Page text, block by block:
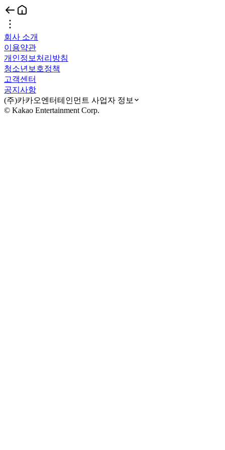
회사 소개
이용약관
개인정보처리방침
청소년보호정책
고객센터
공지사항
(주)카카오엔터테인먼트 사업자 정보
© Kakao Entertainment Corp.